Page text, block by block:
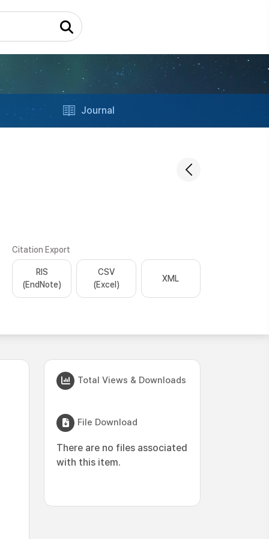
Journal
Citation Export
RIS
(EndNote)
CSV
(Excel)
XML
Total Views & Downloads
File Download
There are no files associated
with this item.